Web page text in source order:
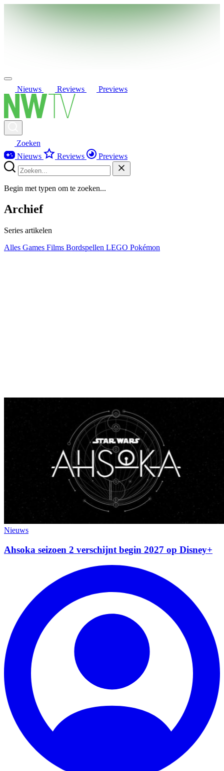
Nieuws Reviews Previews
Zoeken
Nieuws
Reviews Previews
Begin met typen om te zoeken...
Archief
Series artikelen
Alles Games Films Bordspellen LEGO Pokémon
Nieuws
Ahsoka seizoen 2 verschijnt begin 2027 op Disney+